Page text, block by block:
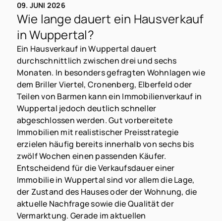
09. JUNI 2026
Wie lange dauert ein Hausverkauf
in Wuppertal?
Ein Hausverkauf in Wuppertal dauert
durchschnittlich zwischen drei und sechs
Monaten. In besonders gefragten Wohnlagen wie
dem Briller Viertel, Cronenberg, Elberfeld oder
Teilen von Barmen kann ein Immobilienverkauf in
Wuppertal jedoch deutlich schneller
abgeschlossen werden. Gut vorbereitete
Immobilien mit realistischer Preisstrategie
erzielen häufig bereits innerhalb von sechs bis
zwölf Wochen einen passenden Käufer.
Entscheidend für die Verkaufsdauer einer
Immobilie in Wuppertal sind vor allem die Lage,
der Zustand des Hauses oder der Wohnung, die
aktuelle Nachfrage sowie die Qualität der
Vermarktung. Gerade im aktuellen